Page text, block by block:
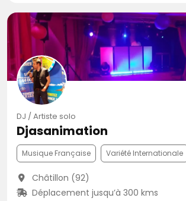
DJ / Artiste solo
Djasanimation
Musique Française Variété Internationale
Châtillon (92)
Déplacement jusqu’à 300 kms